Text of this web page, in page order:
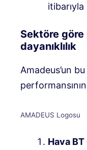
Sektöre göre
dayanıklılık
Amadeus’un
AMADEUS Logosu
Hava